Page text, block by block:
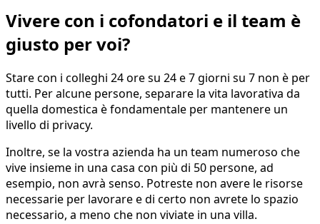
Vivere con i cofondatori e il team è
giusto per voi?
Stare con i colleghi 24 ore su 24 e 7 giorni su 7 non è per
tutti. Per alcune persone, separare la vita lavorativa da
quella domestica è fondamentale per mantenere un
livello di privacy.
Inoltre, se la vostra azienda ha un team numeroso che
vive insieme in una casa con più di 50 persone, ad
esempio, non avrà senso. Potreste non avere le risorse
necessarie per lavorare e di certo non avrete lo spazio
necessario, a meno che non viviate in una villa.